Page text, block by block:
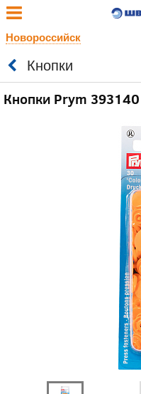
Новороссийск
Кнопки
Кнопки Prym 393140